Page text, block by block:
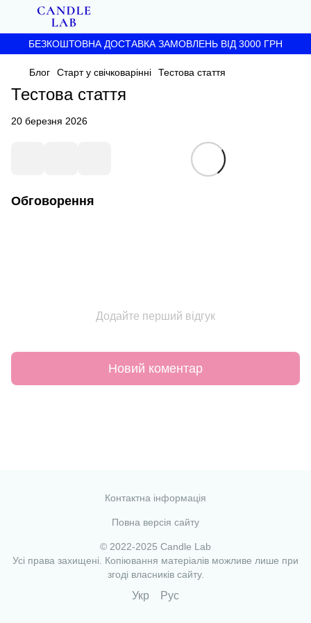
БЕЗКОШТОВНА ДОСТАВКА ЗАМОВЛЕНЬ ВІД 3000 ГРН
Блог Старт у свічковарінні Тестова стаття
Тестова стаття
20 березня 2026
Обговорення
Додайте перший відгук
Новий коментар
Контактна інформація
Повна версія сайту
© 2022-2025 Candle Lab
Усі права захищені. Копіювання матеріалів можливе лише при
згоді власників сайту.
Укр Рус